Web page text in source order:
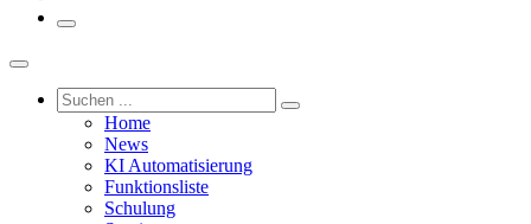
Home
News
KI Automatisierung
Funktionsliste
Schulung